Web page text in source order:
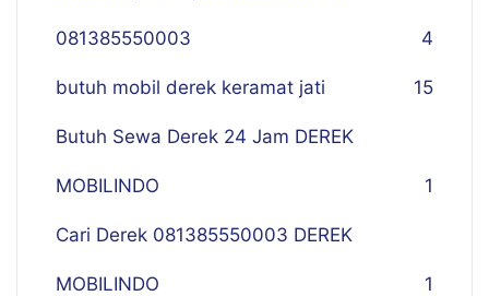
081385550003 4
butuh mobil derek keramat jati 15
Butuh Sewa Derek 24 Jam DEREK
MOBILINDO 1
Cari Derek 081385550003 DEREK
MOBILINDO 1